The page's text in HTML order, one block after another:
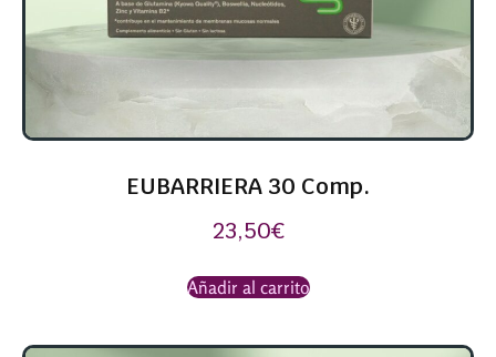
EUBARRIERA 30 Comp.
23,50€
Añadir al carrito